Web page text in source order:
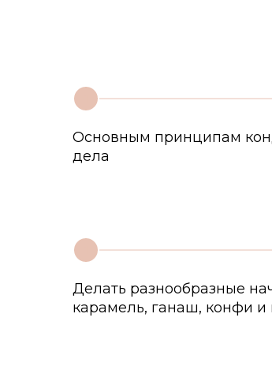
Основным принципам
дела
Делать разнообразные
карамель, ганаш, конфи и